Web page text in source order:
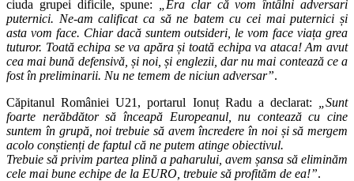
ciuda grupei dificile, spune:
„Era clar că vom întâlni adversari
puternici. Ne-am calificat ca să ne batem cu cei mai puternici și
asta vom face. Chiar dacă suntem outsideri, le vom face viața grea
tuturor. Toată echipa se va apăra și toată echipa va ataca! Am avut
cea mai bună defensivă, și noi, și englezii, dar nu mai contează ce a
fost în preliminarii. Nu ne temem de niciun adversar”.
Căpitanul României U21, portarul Ionuț Radu a declarat:
„Sunt
foarte nerăbdător să înceapă Europeanul, nu contează cu cine
suntem în grupă, noi trebuie să avem încredere în noi și să mergem
acolo conștienți de faptul că ne putem atinge obiectivul.
Trebuie să privim partea plină a paharului, avem șansa să eliminăm
cele mai bune echipe de la EURO, trebuie să profităm de ea!”.